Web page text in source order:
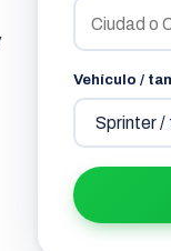
Vehículo /